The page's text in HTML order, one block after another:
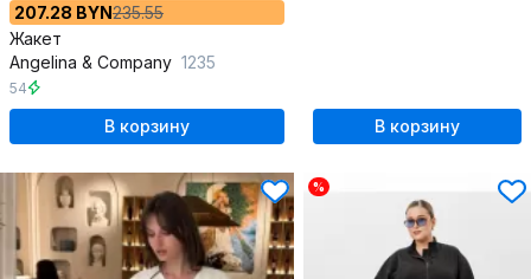
207.28 BYN235.55
Жакет
Angelina & Сompany 1235
54
В корзину В корзину
%